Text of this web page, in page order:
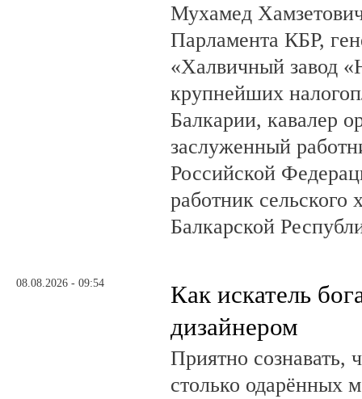
Мухамед
Парламента КБР,
«Халвичный завод
крупнейших
Балкарии, кавалер
заслуженный
Российской
работник сельского
Балкарской
08.08.2026 - 09:54
Как искатель
дизайнером
Приятно сознавать,
столько одарённых